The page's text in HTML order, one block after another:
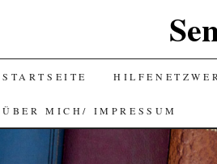
SKIP
TO
CONTENT
STARTSEITE
ÜBER MICH/ IMPRESSUM